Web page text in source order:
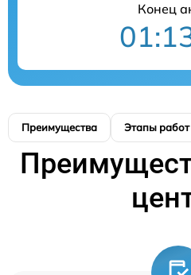
Конец
Преимущества Этапы работ